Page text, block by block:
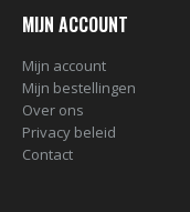
MIJN ACCOUNT
Mijn account
Mijn bestellingen
Over ons
Privacy beleid
Contact